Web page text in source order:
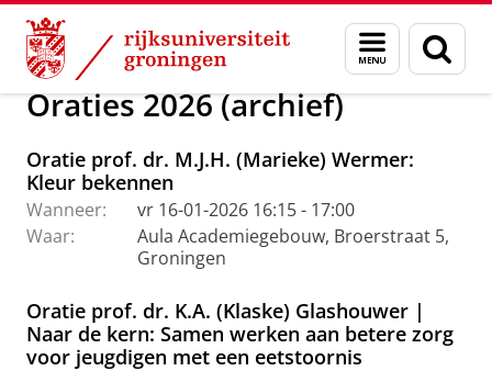
Skip
Content
Skip
Navigation
Menu
en
zoeken
Over ons Actueel Evenementen Oraties
Oraties 2026 (archief)
Oratie prof. dr. M.J.H. (Marieke) Wermer:
Kleur bekennen
Wanneer:
vr 16-01-2026 16:15 - 17:00
Waar:
Aula Academiegebouw, Broerstraat 5,
Groningen
Oratie prof. dr. K.A. (Klaske) Glashouwer |
Naar de kern: Samen werken aan betere zorg
voor jeugdigen met een eetstoornis